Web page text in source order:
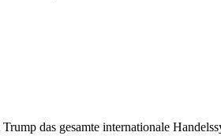
das gesamte internationale